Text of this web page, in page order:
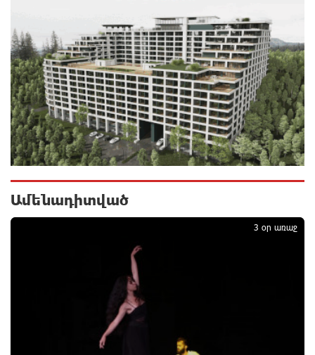
Սպասվում է քամու ուժգնացում, ամպրոպ․
եղանակը՝ օգոստոսի 7-ից 11-ին
11 ժամ առաջ
Խոշոր հրդեհ՝ Երևանի Սիլիկյան թաղամասի
հարևանությամբ գտնվող աղբավայրում. կրակն ու
ծուխը տեսանելի են մի քանի կիլոմետրից
11 ժամ առաջ
Հնդկաստանի և Իսրայելի վարչապետները
քննարկել են Մերձավոր Արևելքում տիրող
Մալաթիա-Սեբաստիա վարչական շրջանում
արմատից փտած հերթական ծառն է տապալվել
Իրանը և Օմանը պլանավորում են փոխել Հորմուզի
Ամենադիտված
3 օր առաջ
1